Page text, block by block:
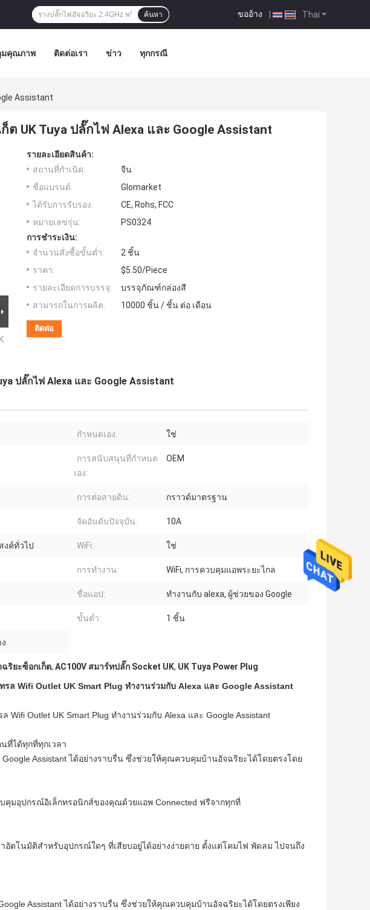
Thai
ขออ้าง |
ค้นหา
มคุณภาพ ติดต่อเรา ข่าว ทุกกรณี
Assistant
ต UK Tuya ปลั๊กไฟ Alexa และ Google Assistant
รายละเอียดสินค้า:
สถานที่กำเนิด:
จีน
ชื่อแบรนด์:
Glomarket
ได้รับการรับรอง:
CE, Rohs, FCC
หมายเลขรุ่น:
PS0324
การชำระเงิน:
จำนวนสั่งซื้อขั้นต่ำ:
2 ชิ้น
ราคา:
$5.50/Piece
รายละเอียดการบรรจุ:
บรรจุภัณฑ์กล่องสี
สามารถในการผลิต:
10000 ชิ้น / ชิ้น ต่อ เดือน
ติดต่อ
ปลั๊กไฟ Alexa และ Google Assistant
กำหนดเอง: ใช่
การสนับสนุนที่กำหนด
เอง:
OEM
การต่อสายดิน: กราวด์มาตรฐาน
จัดอันดับปัจจุบัน: 10A
งค์ทั่วไป WiFi: ใช่
การทำงาน: WiFi, การควบคุมแอพระยะไกล
ชื่อแอป: ทำงานกับ alexa, ผู้ช่วยของ Google
ขั้นต่ำ: 1 ชิ้น
ฉริยะซ็อกเก็ต, AC100V สมาร์ทปลั๊ก Socket UK, UK Tuya Power Plug
รล Wifi Outlet UK Smart Plug ทำงานร่วมกับ Alexa และ Google Assistant
Wifi Outlet UK Smart Plug ทำงานร่วมกับ Alexa และ Google Assistant
ที่ได้ทุกที่ทุกเวลา
Assistant ได้อย่างราบรื่น ซึ่งช่วยให้คุณควบคุมบ้านอัจฉริยะได้โดยตรงโดย
มอุปกรณ์อิเล็กทรอนิกส์ของคุณด้วยแอพ Connected ฟรีจากทุกที่
อัตโนมัติสำหรับอุปกรณ์ใดๆ ที่เสียบอยู่ได้อย่างง่ายดาย ตั้งแต่โคมไฟ พัดลม ไปจนถึง
Assistant ได้อย่างราบรื่น ซึ่งช่วยให้คุณควบคุมบ้านอัจฉริยะได้โดยตรงเพียง